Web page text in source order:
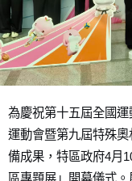
為慶祝第十五屆全國
運動會暨第九屆特殊
備成果， 特區政府4月